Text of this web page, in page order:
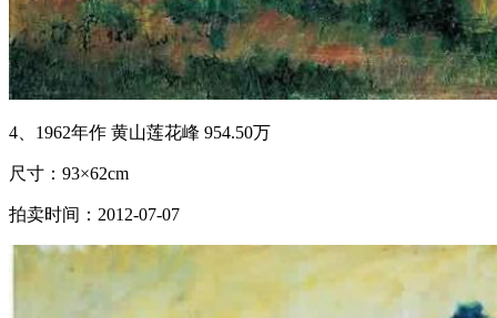
4、1962年作 黄山莲花峰 954.50万
尺寸：93×62cm
拍卖时间：2012-07-07